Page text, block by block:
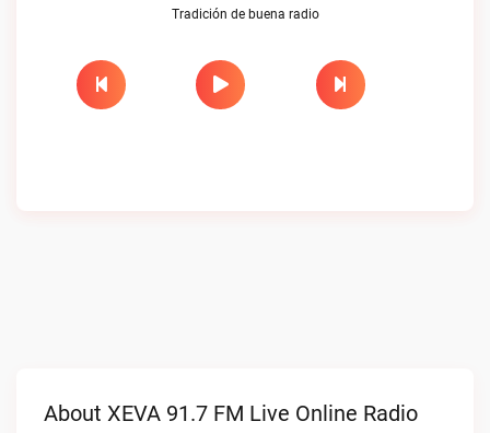
Tradición de buena radio
About XEVA 91.7 FM Live Online Radio